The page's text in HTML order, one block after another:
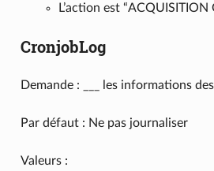
L’action est “ACQUISITION
CronjobLog
Demande : ___ les informations
Par défaut : Ne pas journaliser
Valeurs :